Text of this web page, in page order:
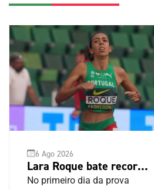
6 Ago 2026
Lara Roque bate recorde
nacional sub-20 e apura-
No primeiro dia da prova